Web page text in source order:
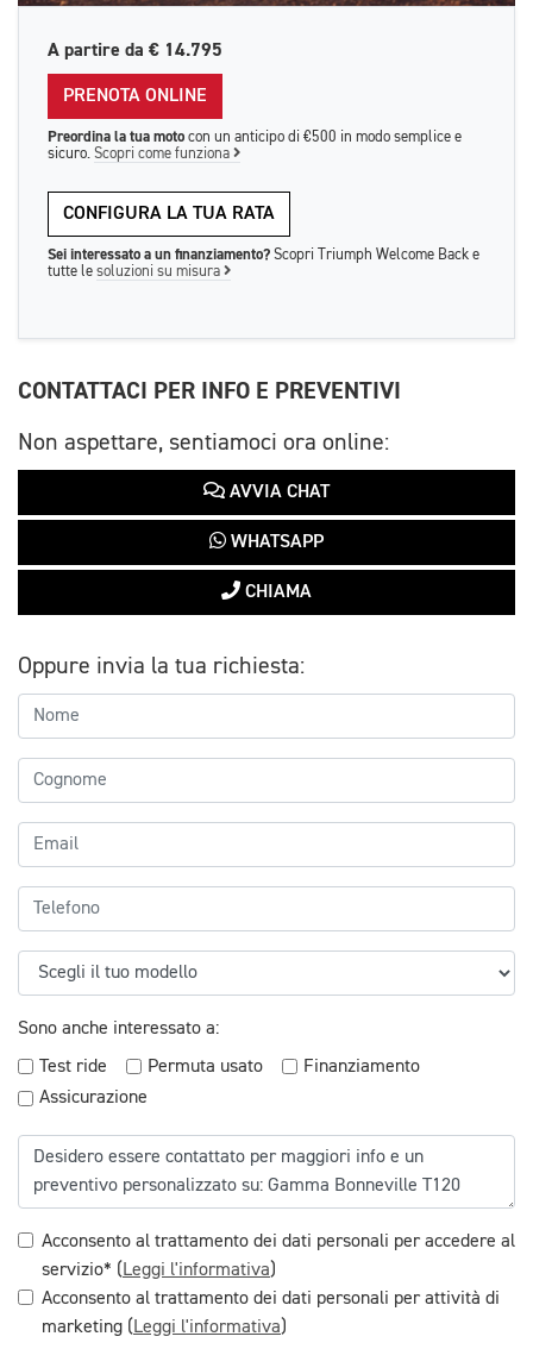
A partire da € 14.795
PRENOTA ONLINE
Preordina la tua moto con un anticipo di €500 in modo semplice e
sicuro. Scopri come funziona
CONFIGURA LA TUA RATA
Sei interessato a un finanziamento? Scopri Triumph Welcome Back e
tutte le soluzioni su misura
CONTATTACI PER INFO E PREVENTIVI
Non aspettare, sentiamoci ora online:
AVVIA CHAT
WHATSAPP
CHIAMA
Oppure invia la tua richiesta:
Sono anche interessato a:
Test ride
Permuta usato
Finanziamento
Assicurazione
Acconsento al trattamento dei dati personali per accedere al
servizio* (Leggi l'informativa)
Acconsento al trattamento dei dati personali per attività di
marketing (Leggi l'informativa)